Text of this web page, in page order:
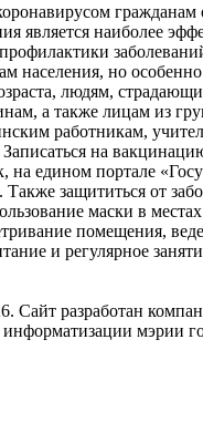
гражданам
является наиболее
населения, но особенно
людям,
а также лицам из
работникам,
на
на едином портале
защититься от
маски в
помещения,
и регулярное
Сайт разработан
информатизации мэрии